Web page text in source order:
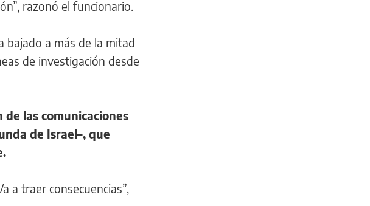
razonó el funcionario.
bajado a más de la mitad
de investigación desde
las comunicaciones
de Israel–, que
a traer consecuencias”,